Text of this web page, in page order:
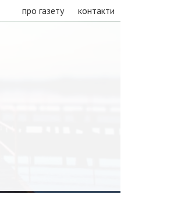
про газету контакти